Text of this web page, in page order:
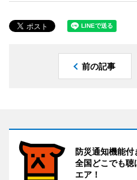
前の記事
防災通知機能
全国どこでも聴
エア！